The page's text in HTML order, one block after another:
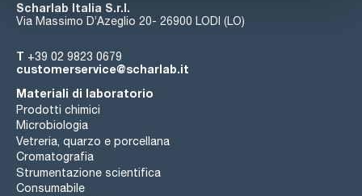
Scharlab Italia S.r.l.
Via Massimo D’Azeglio 20- 26900 LODI (LO)
T +39 02 9823 0679
customerservice@scharlab.it
Materiali di laboratorio
Prodotti chimici
Microbiologia
Vetreria, quarzo e porcellana
Cromatografia
Strumentazione scientifica
Consumabile